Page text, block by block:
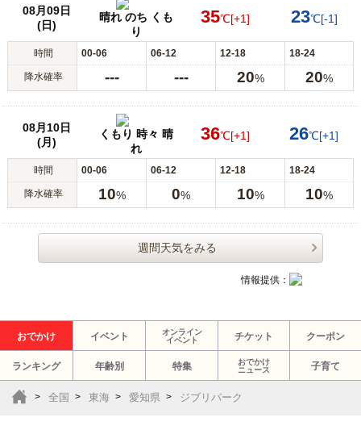
08月09日
(日)
晴れ のち くも
り
35℃[+1] 23℃[-1]
時間 00-06 06-12 12-18 18-24
降水確率 --- --- 20% 20%
08月10日
(月)
くもり 時々 晴
れ
36℃[+1] 26℃[+1]
時間 00-06 06-12 12-18 18-24
降水確率 10% 0% 10% 10%
週間天気をみる
情報提供：
おでかけ イベント
オンライン
イベント
チケット クーポン
ランキング 年齢別 特集
おでかけ
ニュース
子育て
全国 東海 愛知県 ジブリパーク